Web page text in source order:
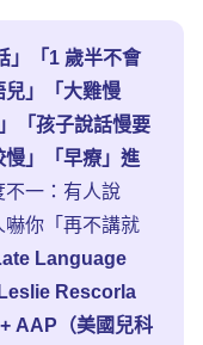
」「1 歲半不會
兒」「大雞慢
「孩子說話慢要
」「早療」進
不一：有人說
嚇你「再不講就
Language
Rescorla
AAP（美國兒科